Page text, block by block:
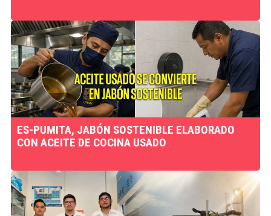
ES-PUMITA, JABÓN SOSTENIBLE ELABORADO
CON ACEITE DE COCINA USADO